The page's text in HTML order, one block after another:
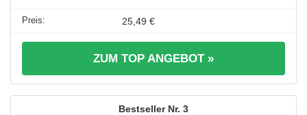
25,49 €
ZUM TOP ANGEBOT »
3